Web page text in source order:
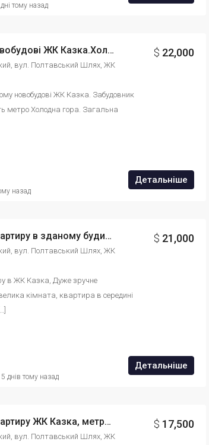
тому назад
Продам 1к S 42м в новобудові ЖК Казка.Холодна Гора, поверх 5/9 id: 98028454679432 $ 22,000
вул. Полтавський Шлях, ЖК
новобудові ЖК Казка. Забудовник
метро Холодна гора. Загальна
Детальніше
назад
Продам 1 кімнатну квартиру в зданому будинку ЖК Казка 40,5м2 id: 980885469773431 $ 21,000
вул. Полтавський Шлях, ЖК
в ЖК Казка, Дуже зручне
кімната, квартира в середині
Детальніше
5 днів тому назад
Продам 1 кімнатну квартиру ЖК Казка, метро Холодна гора id: 984097875641314 $ 17,500
вул. Полтавський Шлях, ЖК